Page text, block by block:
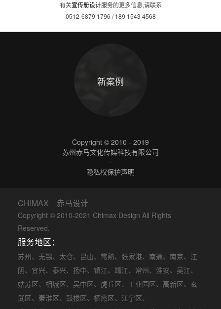
有关宣传册设计服务的更多信息,请联系
0512-6879 1796 / 189 1543 4568
新案例
Copyright © 2010 - 2019
苏州赤马文化传媒科技有限公司
-
隐私权保护声明
CHIMAX 赤马设计
Copyright © 2010-2021 Chimax Design All Rights
Reserved.
服务地区：
苏州、 无锡、 太仓、 昆山、 常熟、 张家港、 南通、 南京、 江
阴、 宜兴、 泰兴、 扬中、 镇江、 靖江、 常州、 淮安、 吴江、
姑苏区、 相城区、 吴中区、 虎丘区、 工业园区、 高新区、 玄
武区、 秦淮区、 鼓楼区、 栖霞区、 江宁区、